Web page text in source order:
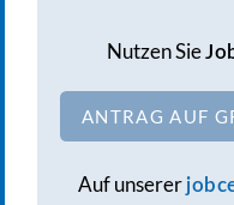
Nutzen Sie
ANTRAG AUF
Auf unserer